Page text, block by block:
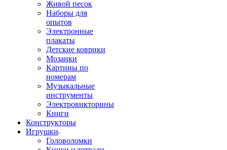
Живой песок
Наборы для
опытов
Электронные
плакаты
Детские коврики
Мозаики
Картины по
номерам
Музыкальные
инструменты
Электровикторины
Книги
Конструкторы
Игрушки
Головоломки